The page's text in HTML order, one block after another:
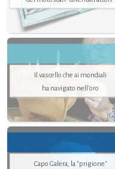
Il vascello che ai mondiali
ha navigato nell’oro
Capo Galera, la "prigione"